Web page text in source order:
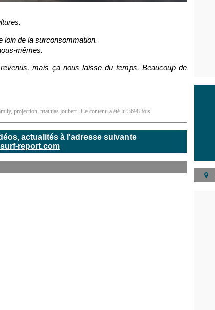
loin de la surconsommation.
mêmes.
mais ça nous laisse du temps. Beaucoup de
, projection, mathias joubert | Ce contenu a été lu 3698 fois.
actualités à l'adresse suivante
report.com